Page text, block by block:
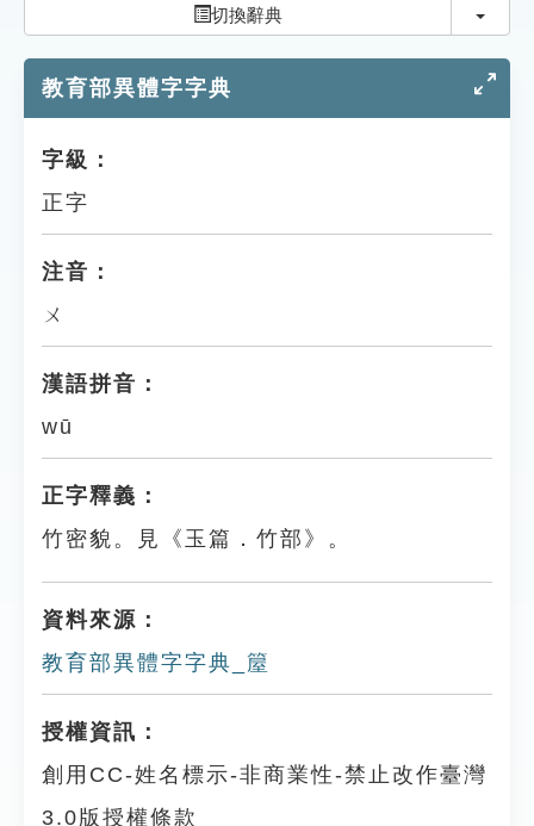
貓頭鷹博士
切換辭典 切換
教育部異體字字典
字級：
正字
注音：
ㄨ
漢語拼音：
wū
正字釋義：
竹密貌。見《玉篇．竹部》。
資料來源：
教育部異體字字典_箼
授權資訊：
創用CC-姓名標示-非商業性-禁止改作臺灣
3.0版授權條款